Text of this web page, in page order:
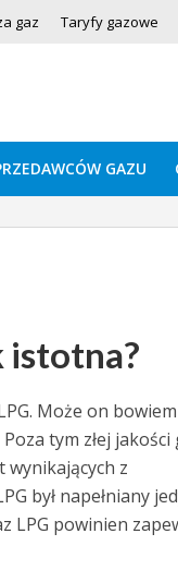
gaz Taryfy gazowe
GAZU
istotna?
Może on bowiem
tym złej jakości
wynikających z
był napełniany
LPG powinien